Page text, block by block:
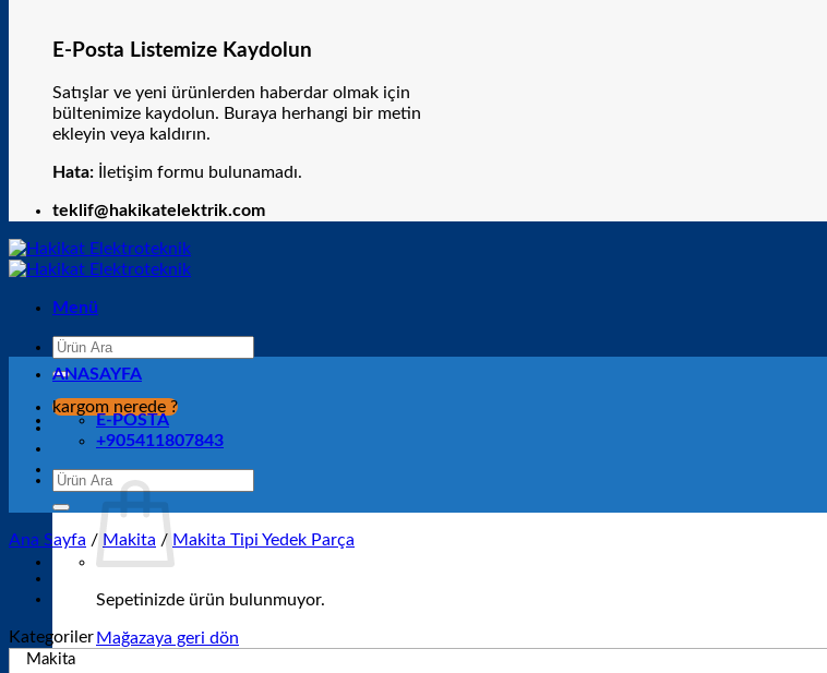
E-Posta Listemize Kaydolun
Satışlar ve yeni ürünlerden haberdar olmak için
bültenimize kaydolun. Buraya herhangi bir metin
ekleyin veya kaldırın.
Hata: İletişim formu bulunamadı.
teklif@hakikatelektrik.com
Menü
Ara:
kargom nerede ?
Sepetinizde ürün bulunmuyor.
Mağazaya geri dön
ANASAYFA
E-POSTA
+905411807843
Ara:
Ana Sayfa / Makita / Makita Tipi Yedek Parça
Kategoriler
Makita